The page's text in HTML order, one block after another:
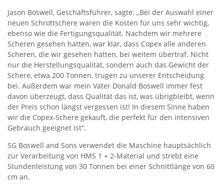
Jason Boswell, Geschäftsführer, sagte: „Bei der Auswahl einer
neuen Schrottschere waren die Kosten für uns sehr wichtig,
ebenso wie die Fertigungsqualität. Nachdem wir mehrere
Scheren gesehen hatten, war klar, dass Copex alle anderen
Scheren, die wir gesehen hatten, bei weitem übertraf. Nicht
nur die Herstellungsqualität, sondern auch das Gewicht der
Schere, etwa 200 Tonnen, trugen zu unserer Entscheidung
bei. Außerdem war mein Vater Donald Boswell immer fest
davon überzeugt, dass Qualität das ist, was übrigbleibt, wenn
der Preis schon längst vergessen ist! In diesem Sinne haben
wir die Copex-Schere gekauft, die perfekt für den intensiven
Gebrauch geeignet ist“.
SG Boswell and Sons verwendet die Maschine hauptsächlich
zur Verarbeitung von HMS 1 + 2-Material und strebt eine
Stundenleistung von 30 Tonnen bei einer Schnittlänge von 60
cm an.